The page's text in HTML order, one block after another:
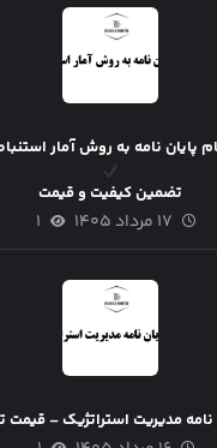
پایان نامه به روش آمار
تضمین کیفیت و قیمت
۱۷ مرداد ۱۴۰۵ ۱
نامه مدیریت استراتژیک –